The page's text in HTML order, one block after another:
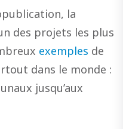
la
des projets les plus
exemples de
dans le monde :
jusqu’aux